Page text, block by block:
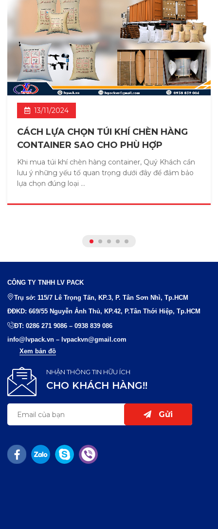
13/11/2024
CÁCH LỰA CHỌN TÚI KHÍ CHÈN HÀNG
CONTAINER SAO CHO PHÙ HỢP
Khi mua túi khí chèn hàng container, Quý Khách cần
lưu ý những yếu tố quan trọng dưới đây để đảm bảo
lựa chọn đúng loại ...
CÔNG TY TNHH LV PACK
Trụ sở: 115/7 Lê Trọng Tấn, KP.3, P. Tân Sơn Nhì, Tp.HCM
ĐĐKD: 669/55 Nguyễn Ảnh Thủ, KP.42, P.Tân Thới Hiệp, Tp.HCM
ĐT: 0286 271 9086 – 0938 839 086
info@lvpack.vn – lvpackvn@gmail.com
Xem bản đồ
NHẬN THÔNG TIN HỮU ÍCH
CHO KHÁCH HÀNG!!
Gửi